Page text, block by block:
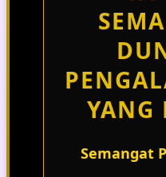
YANG
Semangat